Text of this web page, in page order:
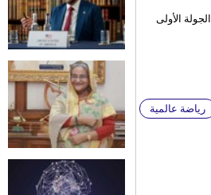
وتسجيل 4 أهداف وتلقي 2، وفاز الملكى في الجولة الأولى
رياضة عالمية